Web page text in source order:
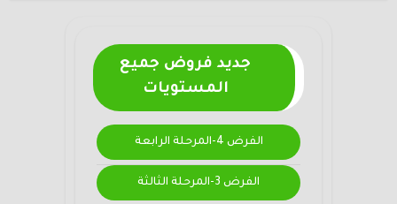
جديد فروض جميع
المستويات
الفرض 4-المرحلة الرابعة
الفرض 3-المرحلة الثالثة